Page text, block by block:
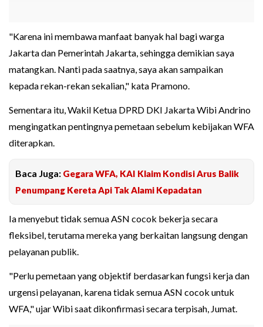
"Karena ini membawa manfaat banyak hal bagi warga
Jakarta dan Pemerintah Jakarta, sehingga demikian saya
matangkan. Nanti pada saatnya, saya akan sampaikan
kepada rekan-rekan sekalian," kata Pramono.
Sementara itu, Wakil Ketua DPRD DKI Jakarta Wibi Andrino
mengingatkan pentingnya pemetaan sebelum kebijakan WFA
diterapkan.
Baca Juga: Gegara WFA, KAI Klaim Kondisi Arus Balik
Penumpang Kereta Api Tak Alami Kepadatan
Ia menyebut tidak semua ASN cocok bekerja secara
fleksibel, terutama mereka yang berkaitan langsung dengan
pelayanan publik.
"Perlu pemetaan yang objektif berdasarkan fungsi kerja dan
urgensi pelayanan, karena tidak semua ASN cocok untuk
WFA," ujar Wibi saat dikonfirmasi secara terpisah, Jumat.